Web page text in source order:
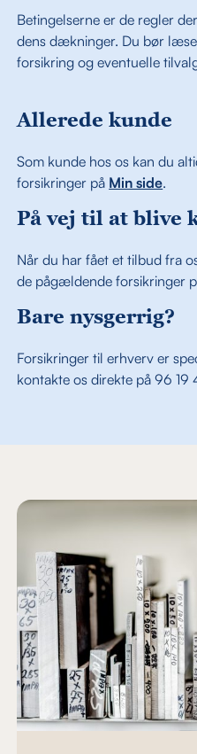
Betingelserne er de regler
dens dækninger. Du bør
forsikring og eventuelle
Allerede kunde
Som kunde hos os kan du
forsikringer på Min side.
På vej til at blive
Når du har fået et tilbud fra
de pågældende forsikringer
Bare nysgerrig?
Forsikringer til erhverv er
kontakte os direkte på 96